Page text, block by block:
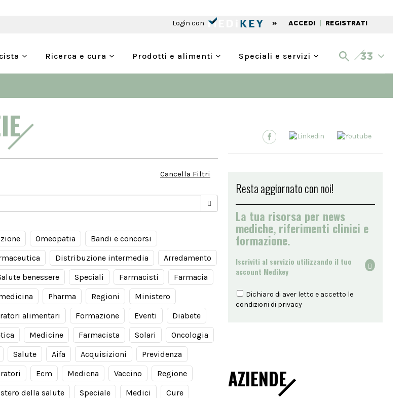
Login con » ACCEDI | REGISTRATI
Ricerca e cura Prodotti e alimenti Speciali e servizi
Cancella Filtri
Omeopatia
Bandi e concorsi
Distribuzione intermedia
Arredamento
benessere Speciali Farmacisti
Farmacia
Pharma Regioni
Ministero
alimentari Formazione Eventi
Diabete
Medicine Farmacista Solari
Oncologia
Salute Aifa Acquisizioni
Previdenza
Ecm Medicna Vaccino
Regione
della salute Speciale Medici
Cure
Resta aggiornato con noi!
La tua risorsa per news
mediche, riferimenti clinici e
formazione.
Iscriviti al servizio utilizzando il tuo
account Medikey
Dichiaro di aver letto e accetto le
condizioni di privacy
AZIENDE